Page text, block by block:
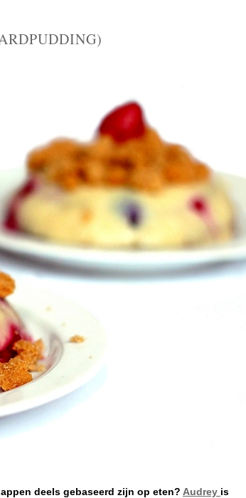
deels gebaseerd zijn op eten? Audrey is